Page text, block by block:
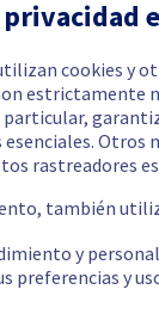
cookies y
estrictamente
Otros
rastreadores
también
y
preferencias y